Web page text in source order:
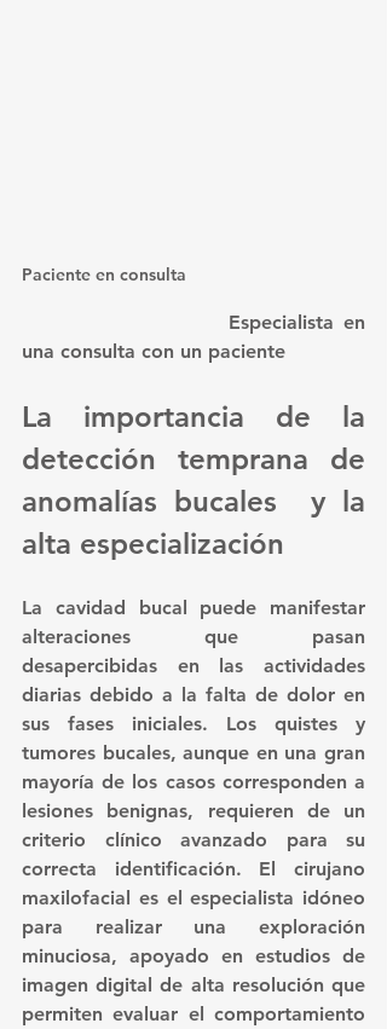
Paciente en consulta
una consulta con un paciente
La importancia de la
detección temprana de
anomalías bucales  y la
alta especialización
La cavidad bucal puede manifestar
alteraciones que pasan
desapercibidas en las actividades
diarias debido a la falta de dolor en
sus fases iniciales. Los quistes y
tumores bucales, aunque en una gran
mayoría de los casos corresponden a
lesiones benignas, requieren de un
criterio clínico avanzado para su
correcta identificación. El cirujano
maxilofacial es el especialista idóneo
para realizar una exploración
minuciosa, apoyado en estudios de
imagen digital de alta resolución que
permiten evaluar el comportamiento